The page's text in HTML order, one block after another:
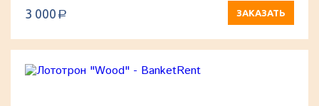
3 000 a ЗАКАЗАТЬ